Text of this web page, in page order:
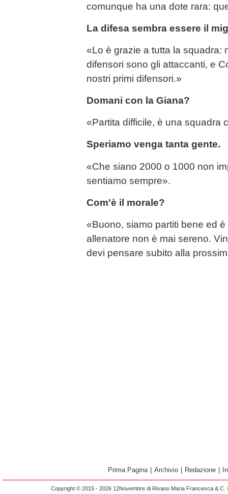
comunque ha una dote rara:
La difesa sembra essere il
«Lo è grazie a tutta la squadra:
difensori sono gli attaccanti, e
nostri primi difensori.»
Domani con la Giana?
«Partita difficile, è una squadra
Speriamo venga tanta gente.
«Che siano 2000 o 1000 non
sentiamo sempre».
Com'è il morale?
«Buono, siamo partiti bene ed
allenatore non è mai sereno.
devi pensare subito alla
Prima Pagina Archivio Redazione
Copyright © 2015 - 2026 12Novembre di Rivano Maria Francesca &